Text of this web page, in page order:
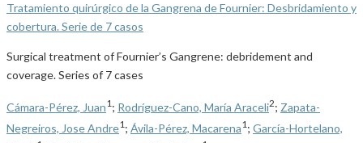
Tratamiento quirúrgico de la Gangrena de Fournier: Desbridamiento y
cobertura. Serie de 7 casos
Surgical treatment of Fournier’s Gangrene: debridement and
coverage. Series of 7 cases
Cámara-Pérez, Juan1 ; Rodríguez-Cano, María Araceli2; Zapata-
Negreiros, Jose Andre1 ; Ávila-Pérez, Macarena1 ; García-Hortelano,